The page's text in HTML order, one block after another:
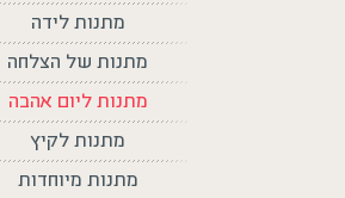
מתנות לידה
מתנות של הצלחה
מתנות ליום אהבה
מתנות לקיץ
מתנות מיוחדות